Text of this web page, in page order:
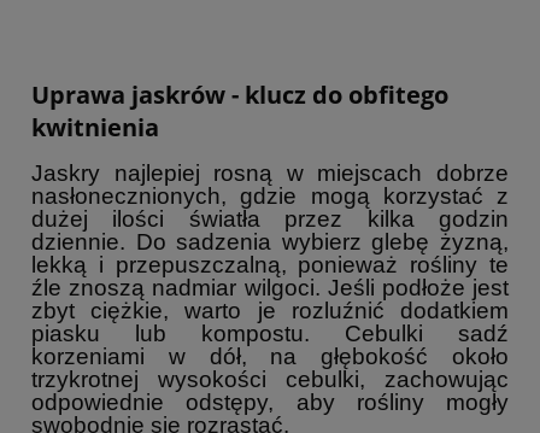
Uprawa jaskrów - klucz do obfitego
kwitnienia
Jaskry najlepiej rosną w miejscach dobrze
nasłonecznionych, gdzie mogą korzystać z
dużej ilości światła przez kilka godzin
dziennie. Do sadzenia wybierz glebę żyzną,
lekką i przepuszczalną, ponieważ rośliny te
źle znoszą nadmiar wilgoci. Jeśli podłoże jest
zbyt ciężkie, warto je rozluźnić dodatkiem
piasku lub kompostu. Cebulki sadź
korzeniami w dół, na głębokość około
trzykrotnej wysokości cebulki, zachowując
odpowiednie odstępy, aby rośliny mogły
swobodnie się rozrastać.